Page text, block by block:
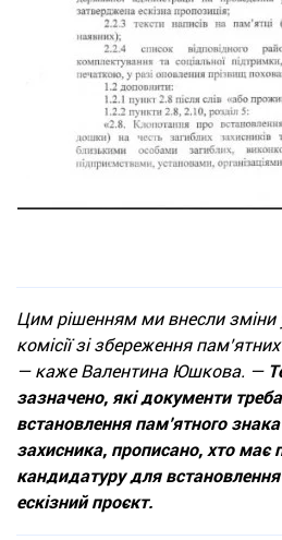
Цим рішенням ми внесли зміни
комісії зі збереження
— каже Валентина Юшкова. —
зазначено, які документи
встановлення пам’ятного
захисника, прописано, хто має
кандидатуру для
ескізний проєкт.